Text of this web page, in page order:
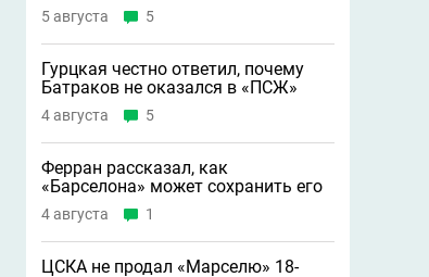
5 августа 5
Гурцкая честно ответил, почему
Батраков не оказался в «ПСЖ»
4 августа 5
Ферран рассказал, как
«Барселона» может сохранить его
4 августа 1
ЦСКА не продал «Марселю» 18-